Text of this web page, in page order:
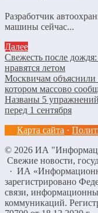
Разработчик
машины сейчас...
Далее
Свежесть после
нравятся летом
Москвичам объяснили
котором массово
Названы 5
перед 1 сентября
Карта сайта ·
© 2026 ИА
Свежие новости,
· ИА
зарегистрировано
связи,
коммуникаций.